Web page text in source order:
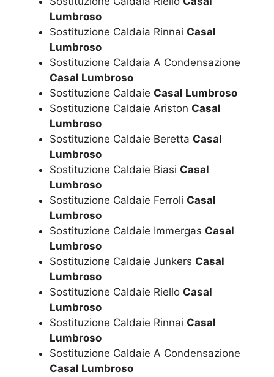
Lumbroso
Sostituzione Caldaia Rinnai Casal
Lumbroso
Sostituzione Caldaia A Condensazione
Casal Lumbroso
Sostituzione Caldaie Casal Lumbroso
Sostituzione Caldaie Ariston Casal
Lumbroso
Sostituzione Caldaie Beretta Casal
Lumbroso
Sostituzione Caldaie Biasi Casal
Lumbroso
Sostituzione Caldaie Ferroli Casal
Lumbroso
Sostituzione Caldaie Immergas Casal
Lumbroso
Sostituzione Caldaie Junkers Casal
Lumbroso
Sostituzione Caldaie Riello Casal
Lumbroso
Sostituzione Caldaie Rinnai Casal
Lumbroso
Sostituzione Caldaie A Condensazione
Casal Lumbroso